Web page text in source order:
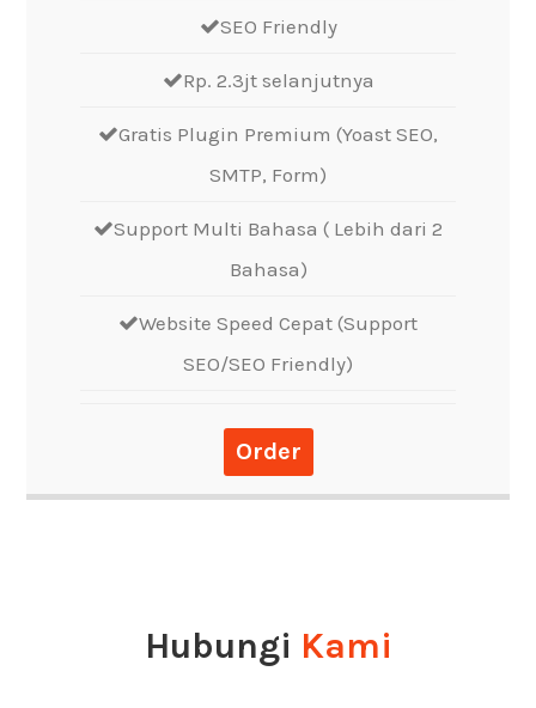
SEO Friendly
Rp. 2.3jt selanjutnya
Gratis Plugin Premium (Yoast SEO,
SMTP, Form)
Support Multi Bahasa ( Lebih dari 2
Bahasa)
Website Speed Cepat (Support
SEO/SEO Friendly)
Order
Hubungi Kami